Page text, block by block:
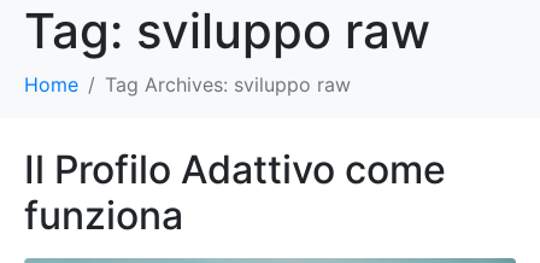
Tag: sviluppo raw
Home Tag Archives: sviluppo raw
Il Profilo Adattivo come
funziona